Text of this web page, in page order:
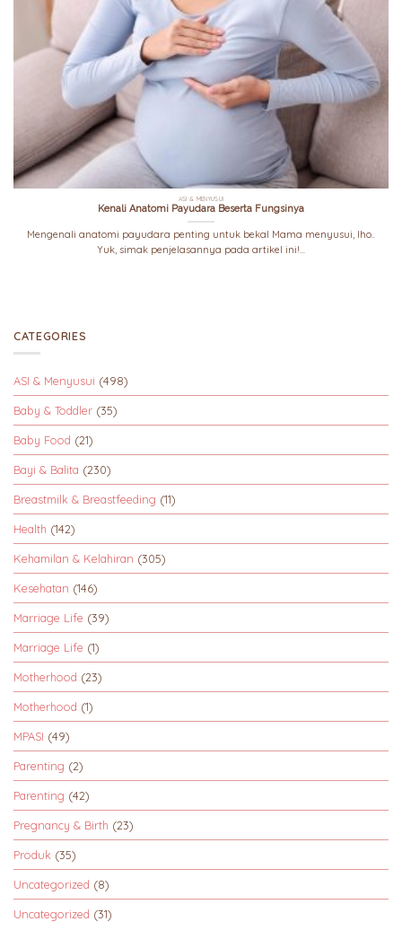
ASI & MENYUSUI
Kenali Anatomi Payudara Beserta Fungsinya
Mengenali anatomi payudara penting untuk bekal Mama menyusui, lho..
Yuk, simak penjelasannya pada artikel ini!...
CATEGORIES
ASI & Menyusui (498)
Baby & Toddler (35)
Baby Food (21)
Bayi & Balita (230)
Breastmilk & Breastfeeding (11)
Health (142)
Kehamilan & Kelahiran (305)
Kesehatan (146)
Marriage Life (39)
Marriage Life (1)
Motherhood (23)
Motherhood (1)
MPASI (49)
Parenting (2)
Parenting (42)
Pregnancy & Birth (23)
Produk (35)
Uncategorized (8)
Uncategorized (31)